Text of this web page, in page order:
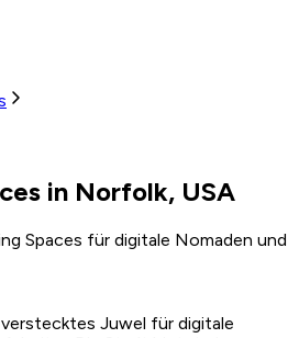
in Norfolk, USA
Spaces für digitale Nomaden und
Juwel für digitale